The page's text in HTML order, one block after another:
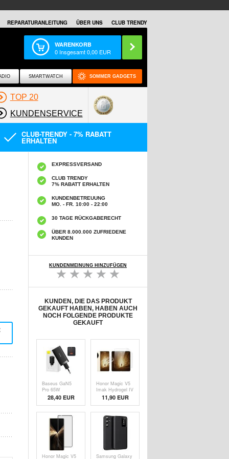
REPARATURANLEITUNG ÜBER UNS CLUB TRENDY
WARENKORB
0 Insgesamt0,00 EUR
SMARTWATCH SOMMER GADGETS
TOP 20
KUNDENSERVICE
CLUB-TRENDY - 7% RABATT
ERHALTEN
EXPRESSVERSAND
CLUB TRENDY
7% RABATT ERHALTEN
KUNDENBETREUUNG
MO. - FR. 10:00 - 22:00
30 TAGE RÜCKGABERECHT
ÜBER 8.000.000 ZUFRIEDENE
KUNDEN
KUNDENMEINUNG HINZUFÜGEN
KUNDEN, DIE DAS PRODUKT
GEKAUFT HABEN, HABEN AUCH
NOCH FOLGENDE PRODUKTE
GEKAUFT
Baseus GaN5
Pro 65W
Wandladegerät -
2xUSB-C, USB-A
- Schwarz
28,40 EUR
Honor Magic V5
Imak Hydrogel IV
Schutz Set - 2
Stk. - Klar
11,90 EUR
Honor Magic V5
Samsung Galaxy